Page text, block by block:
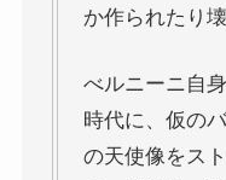
ロシアの偉大な作
か作られたり
べルニーニ自
時代に、仮の
の天使像をス